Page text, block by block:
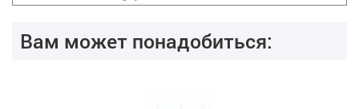
Вам может понадобиться: